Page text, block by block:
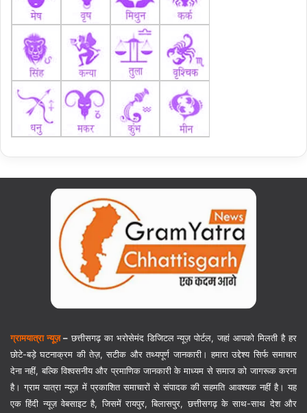
ग्रामयात्रा न्यूज़–छत्तीसगढ़ का भरोसेमंद डिजिटल न्यूज़ पोर्टल, जहां आपको मिलती है हर
छोटे-बड़े घटनाक्रम की तेज़, सटीक और तथ्यपूर्ण जानकारी। हमारा उद्देश्य सिर्फ समाचार
देना नहीं, बल्कि विश्वसनीय और प्रमाणिक जानकारी के माध्यम से समाज को जागरूक करना
है। ग्राम यात्रा न्यूज़ में प्रकाशित समाचारों से संपादक की सहमति आवश्यक नहीं है। यह
एक हिंदी न्यूज़ वेबसाइट है, जिसमें रायपुर, बिलासपुर, छत्तीसगढ़ के साथ-साथ देश और